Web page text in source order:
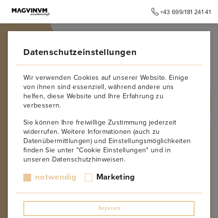
+43 699/181 241 41
Beaumont Family Wines
PRODUZENT
Kurt Angerer
Château Paradis
Forjas del Salnes – Rodrigo Mendez
Weingut Toni Söllner
Weingut Roxanich
Datenschutzeinstellungen
Wir verwenden Cookies auf unserer Website. Einige
von ihnen sind essenziell, während andere uns
helfen, diese Website und Ihre Erfahrung zu
verbessern.
Sie können Ihre freiwillige Zustimmung jederzeit
widerrufen. Weitere Informationen (auch zu
Datenübermittlungen) und Einstellungsmöglichkeiten
finden Sie unter "Cookie Einstellungen" und in
unseren Datenschutzhinweisen.
notwendig Marketing
Anpassen